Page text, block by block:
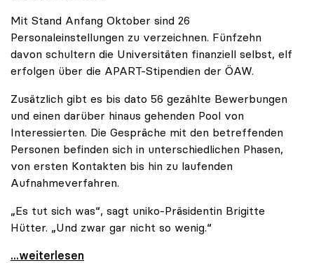
Mit Stand Anfang Oktober sind 26
Personaleinstellungen zu verzeichnen. Fünfzehn
davon schultern die Universitäten finanziell selbst, elf
erfolgen über die APART-Stipendien der ÖAW.
Zusätzlich gibt es bis dato 56 gezählte Bewerbungen
und einen darüber hinaus gehenden Pool von
Interessierten. Die Gespräche mit den betreffenden
Personen befinden sich in unterschiedlichen Phasen,
von ersten Kontakten bis hin zu laufenden
Aufnahmeverfahren.
„Es tut sich was“, sagt uniko-Präsidentin Brigitte
Hütter. „Und zwar gar nicht so wenig.“
Reges Interesse von US-Forscher:innen an
...weiterlesen